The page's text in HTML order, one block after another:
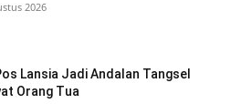
2026
Lansia Jadi Andalan Tangsel
Orang Tua